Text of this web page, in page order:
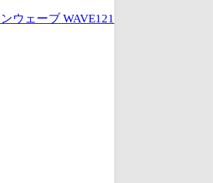
ウェーブ WAVE121